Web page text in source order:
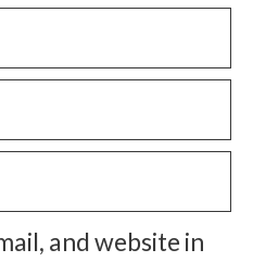
and website in